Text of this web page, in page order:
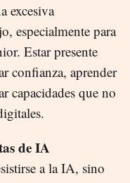
excesiva
especialmente para
Estar presente
confianza, aprender
capacidades que no
de IA
a la IA, sino